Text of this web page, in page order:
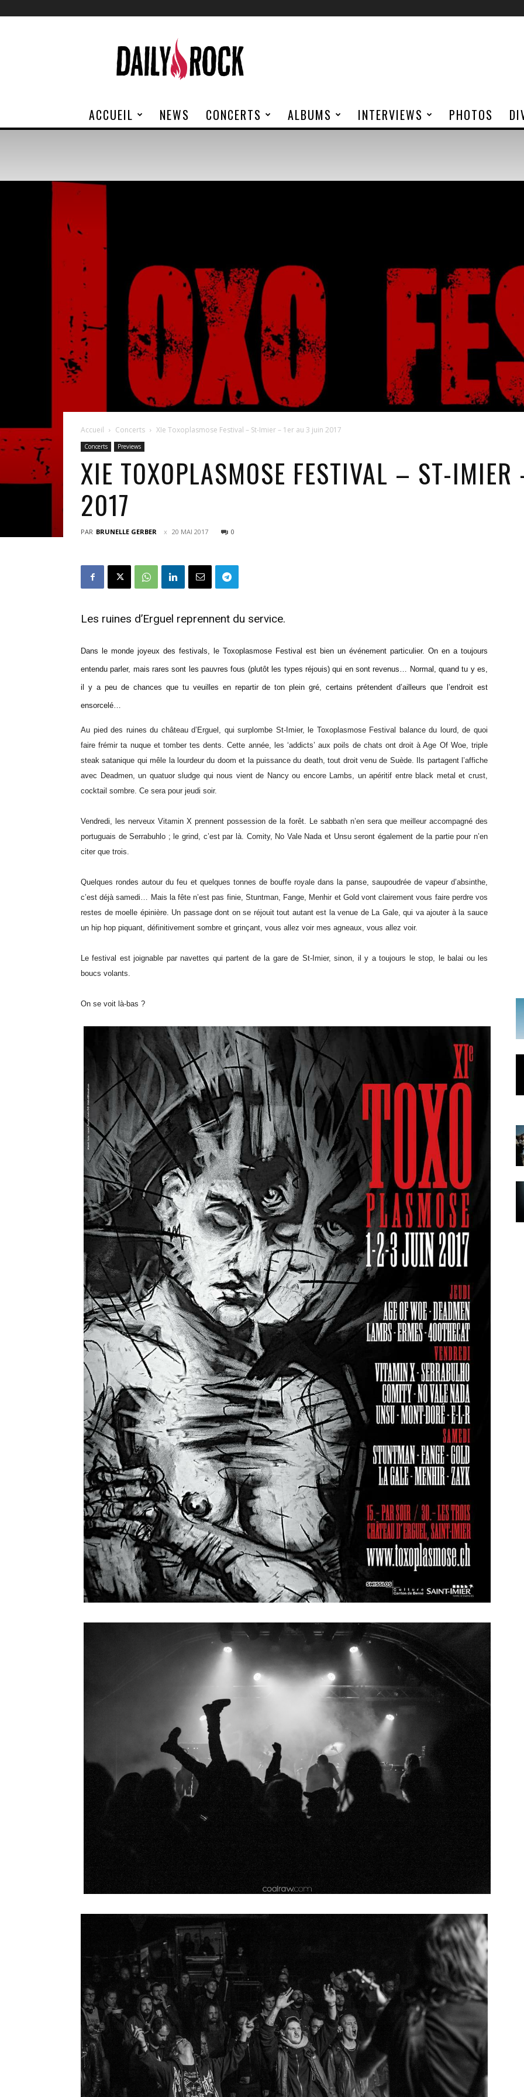
Rock
ACCUEIL NEWS CONCERTS ALBUMS INTERVIEWS PHOTOS
Accueil Concerts XIe Toxoplasmose Festival – St-Imier – 1er au 3 juin 2017
Concerts Previews
XIE TOXOPLASMOSE FESTIVAL – ST-
2017
PAR BRUNELLE GERBER 20 MAI 2017 0
Les ruines d’Erguel reprennent du service.
Dans le monde joyeux des festivals, le Toxoplasmose Festival est bien un événement particulier. On en a toujours
entendu parler, mais rares sont les pauvres fous (plutôt les types réjouis) qui en sont revenus… Normal, quand tu y es,
il y a peu de chances que tu veuilles en repartir de ton plein gré, certains prétendent d’ailleurs que l’endroit est
ensorcelé…
Au pied des ruines du château d’Erguel, qui surplombe St-Imier, le Toxoplasmose Festival balance du lourd, de quoi
faire frémir ta nuque et tomber tes dents. Cette année, les ‘addicts’ aux poils de chats ont droit à Age Of Woe, triple
steak satanique qui mêle la lourdeur du doom et la puissance du death, tout droit venu de Suède. Ils partagent l’affiche
avec Deadmen, un quatuor sludge qui nous vient de Nancy ou encore Lambs, un apéritif entre black metal et crust,
cocktail sombre. Ce sera pour jeudi soir.
Vendredi, les nerveux Vitamin X prennent possession de la forêt. Le sabbath n’en sera que meilleur accompagné des
portuguais de Serrabuhlo ; le grind, c’est par là. Comity, No Vale Nada et Unsu seront également de la partie pour n’en
citer que trois.
Quelques rondes autour du feu et quelques tonnes de bouffe royale dans la panse, saupoudrée de vapeur d’absinthe,
c’est déjà samedi… Mais la fête n’est pas finie, Stuntman, Fange, Menhir et Gold vont clairement vous faire perdre vos
restes de moelle épinière. Un passage dont on se réjouit tout autant est la venue de La Gale, qui va ajouter à la sauce
un hip hop piquant, définitivement sombre et grinçant, vous allez voir mes agneaux, vous allez voir.
Le festival est joignable par navettes qui partent de la gare de St-Imier, sinon, il y a toujours le stop, le balai ou les
boucs volants.
On se voit là-bas ?